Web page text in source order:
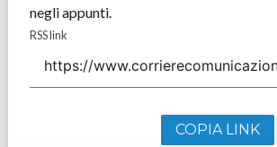
negli appunti.
RSS link
COPIA LINK